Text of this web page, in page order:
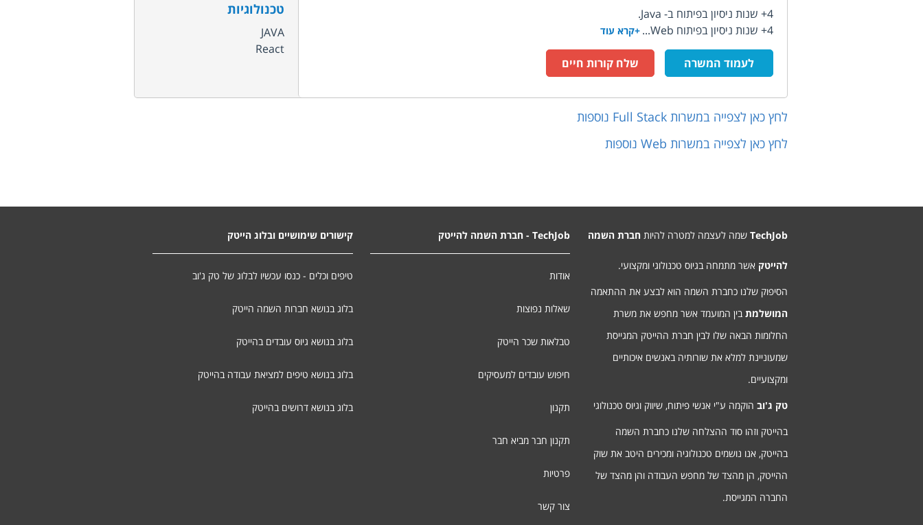
4+ שנות ניסיון בפיתוח ב- Java.
4+ שנות ניסיון בפיתוח Web...
+קרא עוד
טכנולוגיות
JAVA
React
לעמוד המשרה
שלח קורות חיים
לחץ כאן לצפייה במשרות Full Stack נוספות
לחץ כאן לצפייה במשרות Web נוספות
TechJob שמה לעצמה למטרה להיות חברת השמה
להייטק אשר מתמחה בגיוס טכנולוגי ומקצועי.
הסיפוק שלנו כחברת השמה הוא לבצע את ההתאמה
המושלמת בין המועמד אשר מחפש את משרת
החלומות הבאה שלו לבין חברת ההייטק המגייסת
שמעוניינת למלא את שורותיה באנשים איכותיים
ומקצועיים.
טק ג'וב הוקמה ע"י אנשי פיתוח, שיווק וגיוס טכנולוגי
בהייטק וזהו סוד ההצלחה שלנו כחברת השמה
בהייטק, אנו נושמים טכנולוגיה ומכירים היטב את שוק
ההייטק, הן מהצד של מחפש העבודה והן מהצד של
החברה המגייסת.
TechJob - חברת השמה להייטק
אודות
שאלות נפוצות
טבלאות שכר הייטק
חיפוש עובדים למעסיקים
תקנון
תקנון חבר מביא חבר
פרטיות
צור קשר
קישורים שימושיים ובלוג הייטק
טיפים וכלים - כנסו עכשיו לבלוג של טק ג'וב
בלוג בנושא חברות השמה הייטק
בלוג בנושא גיוס עובדים בהייטק
בלוג בנושא טיפים למציאת עבודה בהייטק
בלוג בנושא דרושים בהייטק